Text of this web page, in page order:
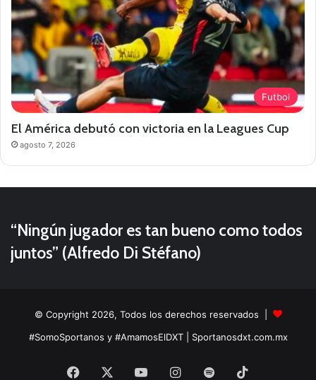
Futbol
El América debutó con victoria en la Leagues Cup
agosto 7, 2026
“Ningún jugador es tan bueno como todos
juntos” (Alfredo Di Stéfano)
© Copyright 2026, Todos los derechos reservados |
#SomoSportanos y #AmamosElDXT| Sportanosdxt.com.mx
Facebook YouTubeInstagram
Spotify